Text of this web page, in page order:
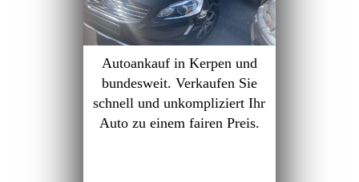
Autoankauf in Kerpen und
bundesweit. Verkaufen Sie
schnell und unkompliziert Ihr
Auto zu einem fairen Preis.